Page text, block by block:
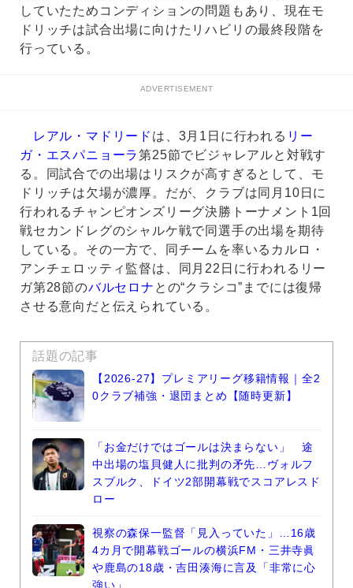
していたためコンディションの問題もあり、現在モ
ドリッチは試合出場に向けたリハビリの最終段階を
行っている。
ADVERTISEMENT
レアル・マドリード は、3月1日に行われる リー
ガ・エスパニョーラ第25節でビジャレアルと対戦す
る。同試合での出場はリスクが高すぎるとして、モ
ドリッチは欠場が濃厚。だが、クラブは同月10日に
行われるチャンピオンズリーグ決勝トーナメント1回
戦セカンドレグのシャルケ戦で同選手の出場を期待
している。その一方で、同チームを率いるカルロ・
アンチェロッティ監督は、同月22日に行われるリー
ガ第28節のバルセロナ との“クラシコ”までには復帰
させる意向だと伝えられている。
話題の記事
【2026-27】プレミアリーグ移籍情報｜全2
0クラブ補強・退団まとめ【随時更新】
「お金だけではゴールは決まらない」 途
中出場の塩貝健人に批判の矛先…ヴォルフ
スブルク、ドイツ2部開幕戦でスコアレスド
ロー
視察の森保一監督「見入っていた」…16歳
4カ月で開幕戦ゴールの横浜FM・三井寺眞
や鹿島の18歳・吉田湊海に言及「非常に心
強い」